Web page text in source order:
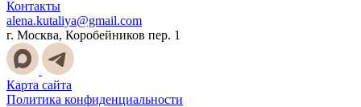
Контакты
alena.kutaliya@gmail.com
г. Москва, Коробейников пер. 1
Карта сайта
Политика конфиденциальности